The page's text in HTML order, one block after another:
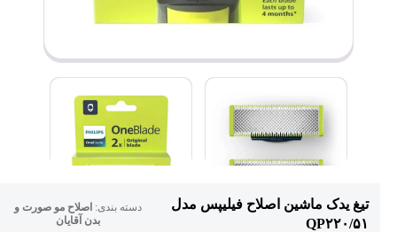
تیغ یدک ماشین اصلاح فیلیپس مدل
QP۲۲۰/۵۱
دسته بندی:اصلاح مو صورت و
بدن آقایان